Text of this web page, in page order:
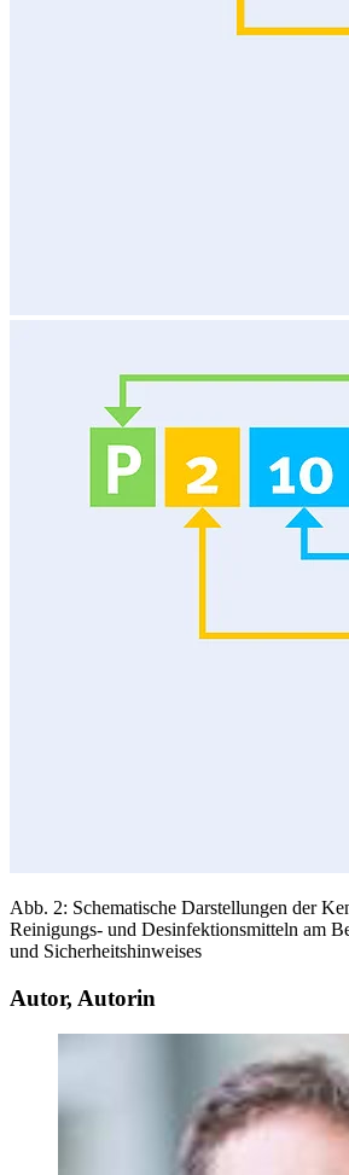
Abb. 2: Schematische Darstellungen der
Reinigungs- und Desinfektionsmitteln am
und Sicherheitshinweises
Autor, Autorin